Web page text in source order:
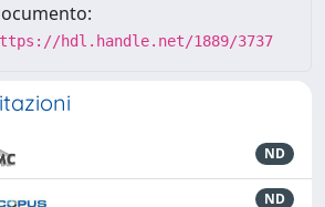
hdl.handle.net/1889/3737
ND
ND